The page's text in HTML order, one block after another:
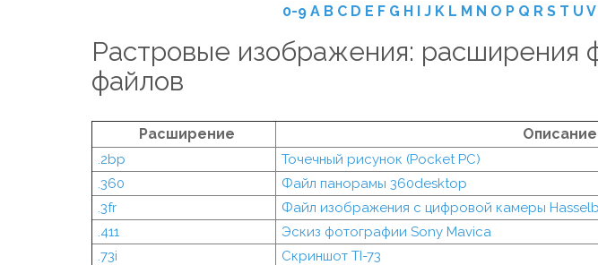
0-9 A B C D E F G H I J K L M N O P Q R S T U V
Растровые изображения: расширения
файлов
Расширение Описание
.2bp
Точечный рисунок (Pocket PC)
.360
Файл панорамы 360desktop
.3fr
Файл изображения с цифровой камеры
.411
Эскиз фотографии Sony Mavica
.73i
Скриншот TI-73